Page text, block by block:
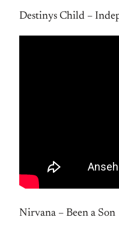
Destinys Child –
Nirvana – Been a Son